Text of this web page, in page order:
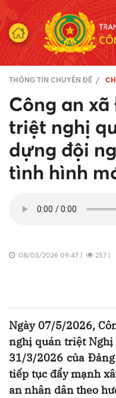
THÔNG TIN CHUYÊN ĐỀ
Công an
triệt nghị
dựng đội
tình hình
08/05/2026 09:47 | 257 |
Ngày 07/5/2026,
nghị quán triệt Nghị
31/3/2026 của
tiếp tục đẩy mạnh
an nhân dân theo